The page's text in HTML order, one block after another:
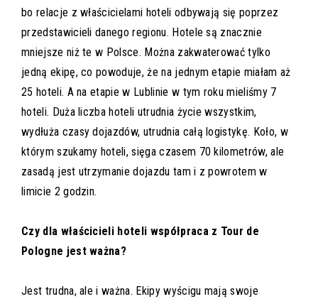
bo relacje z właścicielami hoteli odbywają się poprzez
przedstawicieli danego regionu. Hotele są znacznie
mniejsze niż te w Polsce. Można zakwaterować tylko
jedną ekipę, co powoduje, że na jednym etapie miałam aż
25 hoteli. A na etapie w Lublinie w tym roku mieliśmy 7
hoteli. Duża liczba hoteli utrudnia życie wszystkim,
wydłuża czasy dojazdów, utrudnia całą logistykę. Koło, w
którym szukamy hoteli, sięga czasem 70 kilometrów, ale
zasadą jest utrzymanie dojazdu tam i z powrotem w
limicie 2 godzin.
Czy dla właścicieli hoteli współpraca z Tour de
Pologne jest ważna?
Jest trudna, ale i ważna. Ekipy wyścigu mają swoje